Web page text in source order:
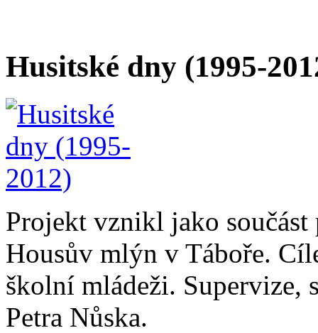
Husitské dny (1995-
Projekt vznikl jako součást
Housův mlýn v Táboře.
školní mládeži. Supervize,
Petra Nůska.